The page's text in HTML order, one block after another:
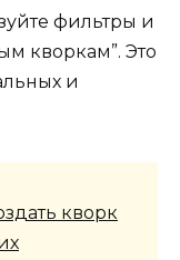
фильтры и
кворкам”. Это
и
кворк